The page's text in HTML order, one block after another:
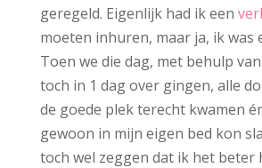
geregeld. Eigenlijk had ik een
moeten inhuren, maar ja, ik was
Toen we die dag, met behulp
toch in 1 dag over gingen, alle
de goede plek terecht kwamen
gewoon in mijn eigen bed kon
toch wel zeggen dat ik het beter